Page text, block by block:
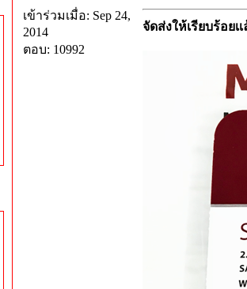
เข้าร่วมเมื่อ: Sep 24,
2014
ตอบ: 10992
จัดส่งให้เรียบร้อย